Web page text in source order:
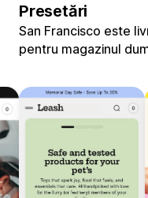
Presetări
San Francisco este
pentru magazinul